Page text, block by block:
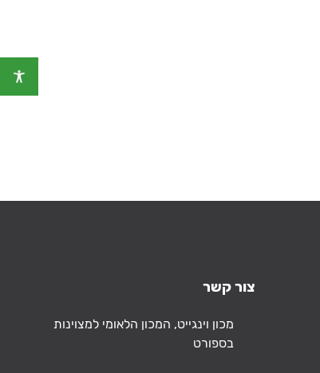
צור קשר
כתובת
מכון וינגייט, המכון הלאומי למצוינות
בספורט